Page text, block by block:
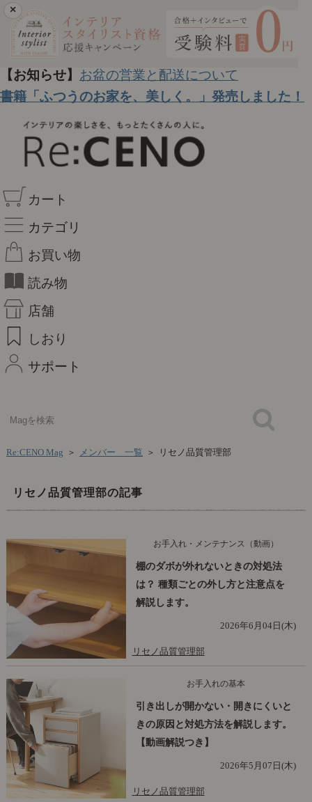
×
【お知らせ】 お盆の営業と配送について
書籍「ふつうのお家を、美しく。」発売しました！
カート
カテゴリ
お買い物
読み物
店舗
しおり
サポート
Re:CENO Mag ＞ メンバー 一覧 ＞ リセノ品質管理部
リセノ品質管理部の記事
お手入れ・メンテナンス（動画）
棚のダボが外れないときの対処法
は？ 種類ごとの外し方と注意点を
解説します。
2026年6月04日(木)
リセノ品質管理部
お手入れの基本
引き出しが開かない・開きにくいと
きの原因と対処方法を解説します。
【動画解説つき】
2026年5月07日(木)
リセノ品質管理部